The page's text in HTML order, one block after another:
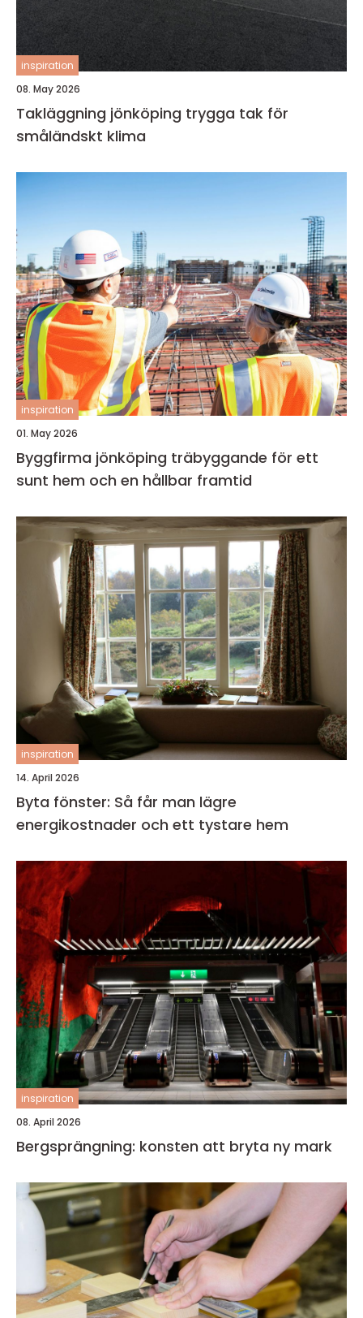
inspiration
08. May 2026
Takläggning jönköping trygga tak för
småländskt klima
inspiration
01. May 2026
Byggfirma jönköping träbyggande för ett
sunt hem och en hållbar framtid
inspiration
14. April 2026
Byta fönster: Så får man lägre
energikostnader och ett tystare hem
inspiration
08. April 2026
Bergsprängning: konsten att bryta ny mark